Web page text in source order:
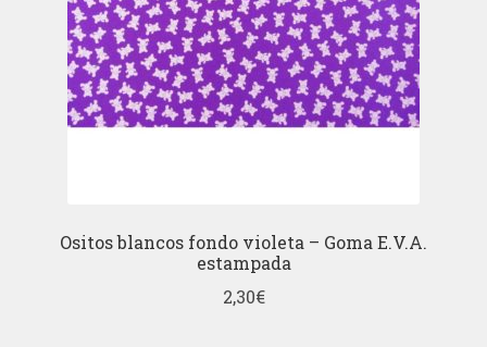
Ositos blancos fondo violeta – Goma E.V.A.
estampada
2,30€